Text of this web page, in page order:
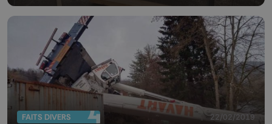
FAITS DIVERS 22/02/2019